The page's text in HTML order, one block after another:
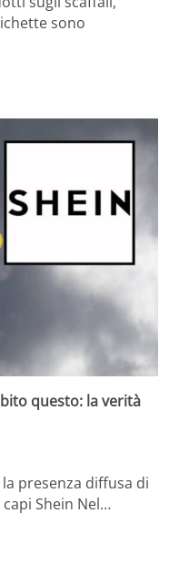
sono
questo: la verità
presenza diffusa di
Shein Nel…